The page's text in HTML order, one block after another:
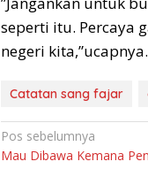
seperti itu. Percaya
negeri
Catatan sang fajar
Navigasi
pos
Pos sebelumnya
Mau Dibawa Kemana